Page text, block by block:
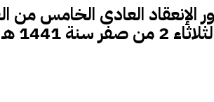
الإنعقاد العادى الخامس من
تمام